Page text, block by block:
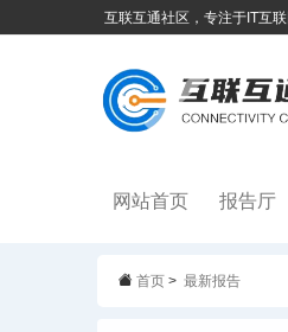
互联互通社区，专注于IT互
网站首页 报告厅
首页 > 最新报告